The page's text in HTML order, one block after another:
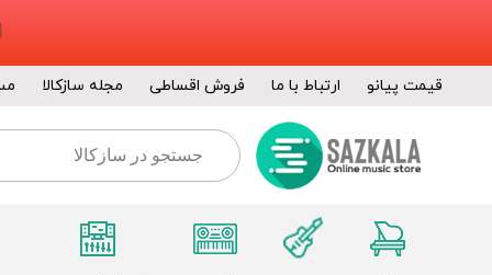
قیمت پیانو ارتباط با ما فروش اقساطی مجله سازکالا